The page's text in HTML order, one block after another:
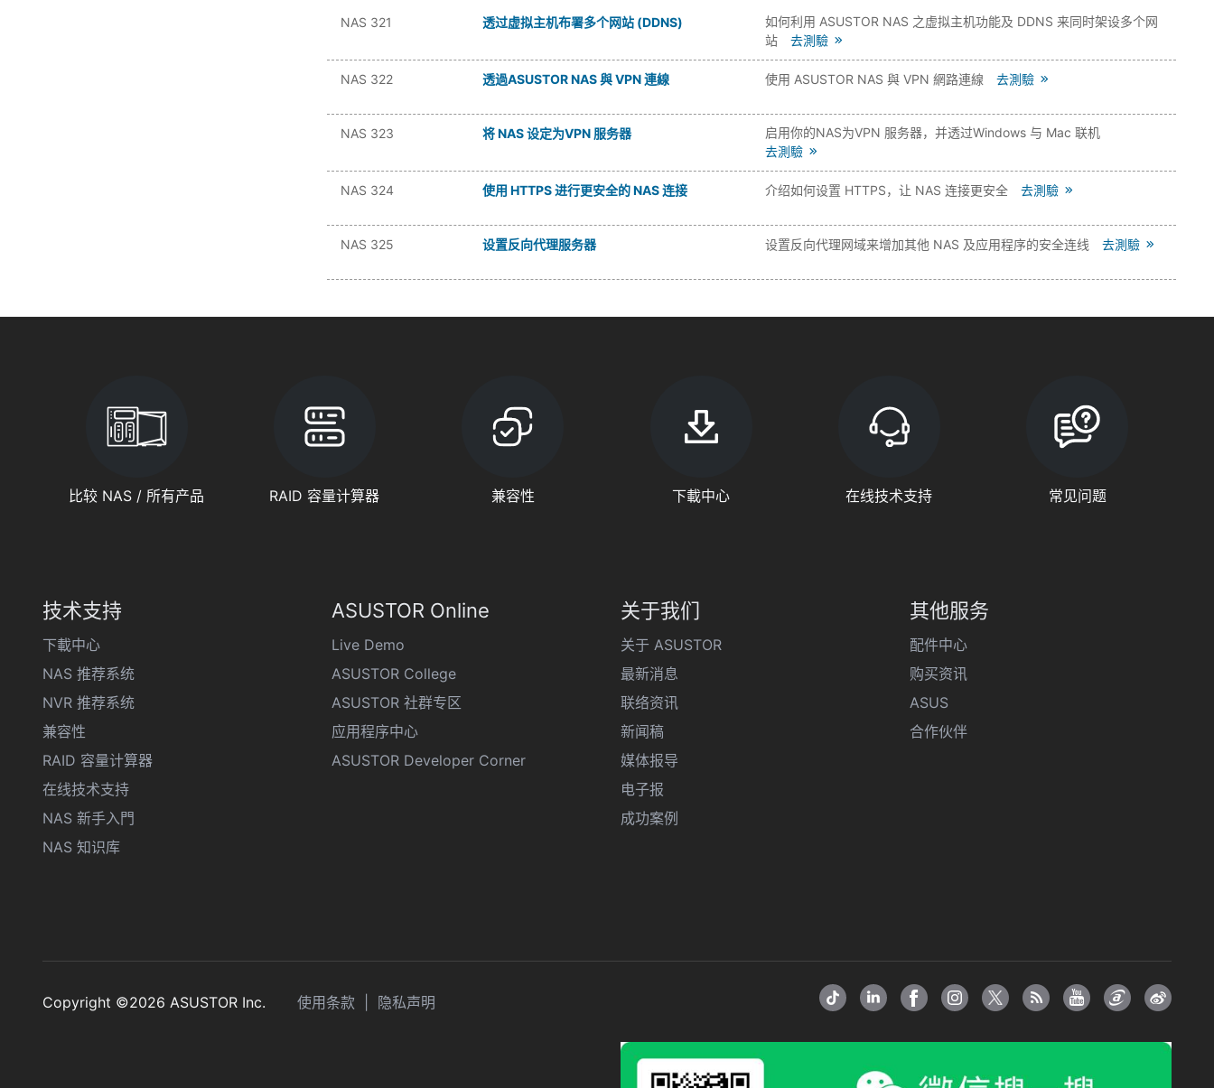
NAS 321 透过虚拟主机布署多个网站 (DDNS)
如何利用 ASUSTOR NAS 之虚拟主机功能及 DDNS 来同时架设多个网
站
去測驗
NAS 322 透過ASUSTOR NAS 與 VPN 連線 使用 ASUSTOR NAS 與 VPN 網路連線 去測驗
NAS 323 将 NAS 设定为VPN 服务器
启用你的NAS为VPN 服务器，并透过Windows 与 Mac 联机
去測驗
NAS 324 使用 HTTPS 进行更安全的 NAS 连接 介绍如何设置 HTTPS，让 NAS 连接更安全 去測驗
NAS 325 设置反向代理服务器 设置反向代理网域来增加其他 NAS 及应用程序的安全连线 去測驗
比较 NAS / 所有产品 RAID 容量计算器 兼容性 下載中心 在线技术支持 常见问题
技术支持
下載中心
NAS 推荐系统
NVR 推荐系统
兼容性
RAID 容量计算器
在线技术支持
NAS 新手入門
NAS 知识库
ASUSTOR Online
Live Demo
ASUSTOR College
ASUSTOR 社群专区
应用程序中心
ASUSTOR Developer Corner
关于我们
关于 ASUSTOR
最新消息
联络资讯
新闻稿
媒体报导
电子报
成功案例
其他服务
配件中心
购买资讯
ASUS
合作伙伴
Copyright ©2026 ASUSTOR Inc. 使用条款 隐私声明